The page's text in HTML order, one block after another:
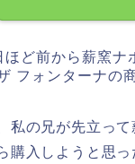
ほど前から薪窯ナ
フォンターナの
私の兄が先立っ
購入しようと思